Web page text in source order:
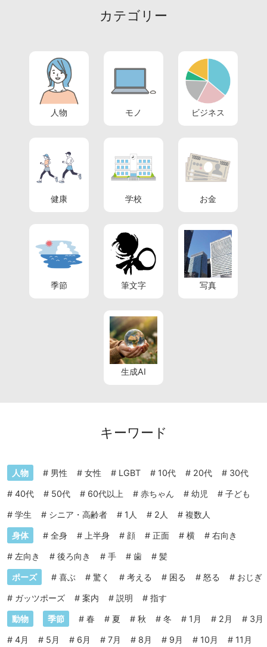
カテゴリー
人物 モノ ビジネス
健康 学校 お金
季節 筆文字 写真
生成AI
キーワード
人物 # 男性 # 女性 # LGBT # 10代 # 20代 # 30代
# 40代 # 50代 # 60代以上 # 赤ちゃん # 幼児 # 子ども
# 学生 # シニア・高齢者 # 1人 # 2人 # 複数人
身体 # 全身 # 上半身 # 顔 # 正面 # 横 # 右向き
# 左向き # 後ろ向き # 手 # 歯 # 髪
ポーズ # 喜ぶ # 驚く # 考える # 困る # 怒る # おじぎ
# ガッツポーズ # 案内 # 説明 # 指す
動物 季節 # 春 # 夏 # 秋 # 冬 # 1月 # 2月 # 3月
# 4月 # 5月 # 6月 # 7月 # 8月 # 9月 # 10月 # 11月